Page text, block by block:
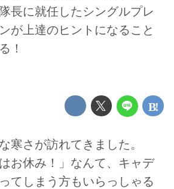
長に就任したシングルプレ
が上達のヒントになること
！
寒さが訪れてきました。
お休み！」なんて、キャデ
てしまう方もいらっしゃる